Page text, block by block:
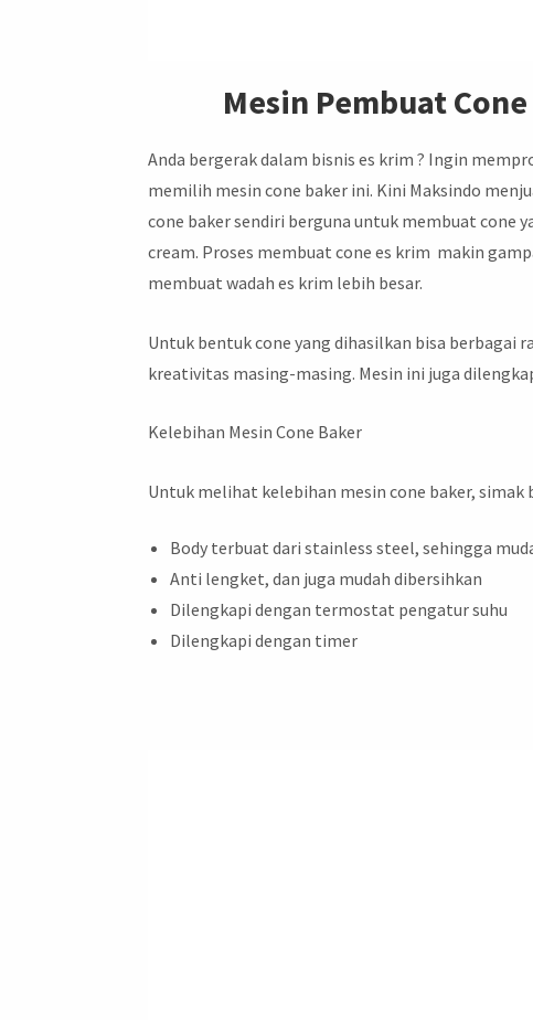
Mesin Pembuat
Anda bergerak dalam bisnis es krim ? Ingin
memilih mesin cone baker ini. Kini Maksindo
cone baker sendiri berguna untuk membuat cone
cream. Proses membuat cone es krim makin
membuat wadah es krim lebih besar.
Untuk bentuk cone yang dihasilkan bisa berbagai
kreativitas masing-masing. Mesin ini juga
Kelebihan Mesin Cone Baker
Untuk melihat kelebihan mesin cone baker, simak
Body terbuat dari stainless steel, sehingga
Anti lengket, dan juga mudah dibersihkan
Dilengkapi dengan termostat pengatur suhu
Dilengkapi dengan timer